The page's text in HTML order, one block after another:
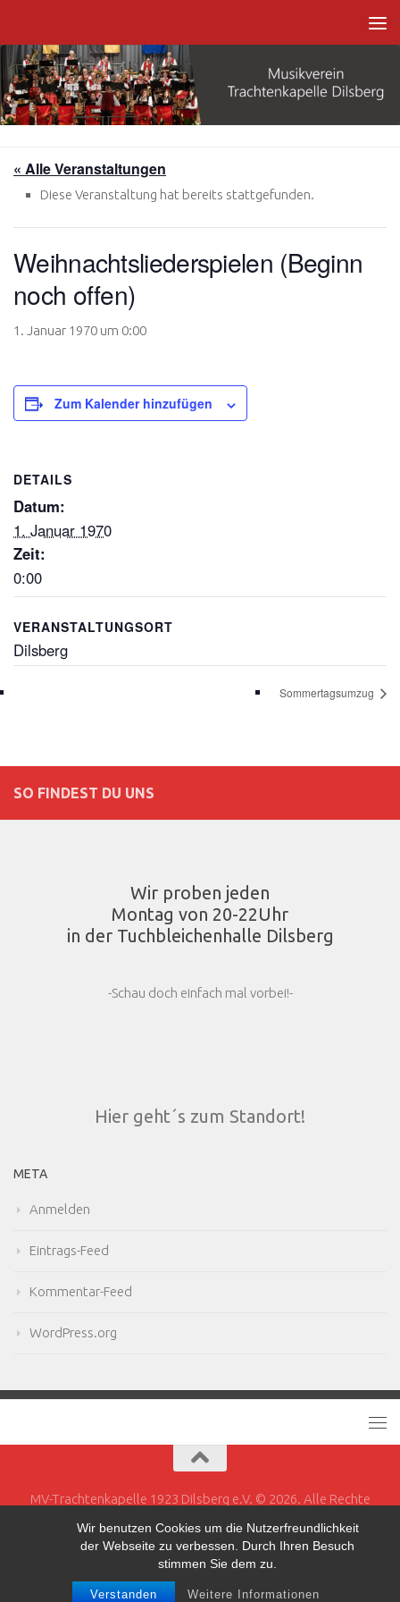
Wir benutzen Cookies um die Nutzerfreundlichkeit
der Webseite zu verbessen. Durch Ihren Besuch
stimmen Sie dem zu.
Verstanden Weitere Informationen
« Alle Veranstaltungen
Diese Veranstaltung hat bereits stattgefunden.
Weihnachtsliederspielen (Beginn
noch offen)
1. Januar 1970 um 0:00
Zum Kalender hinzufügen
DETAILS
Datum:
1. Januar 1970
Zeit:
0:00
VERANSTALTUNGSORT
Dilsberg
Sommertagsumzug
SO FINDEST DU UNS
Wir proben jeden
Montag von 20-22Uhr
in der Tuchbleichenhalle Dilsberg
-Schau doch einfach mal vorbei!-
Hier geht´s zum Standort!
META
Anmelden
Eintrags-Feed
Kommentar-Feed
WordPress.org
MV-Trachtenkapelle 1923 Dilsberg e.V. © 2026. Alle Rechte
Powered by - Entworfen mit demHueman-Theme